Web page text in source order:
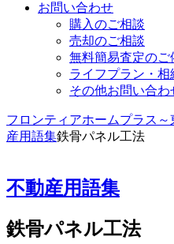
お問い合わせ
購入のご相談
売却のご相談
無料簡易査定のご
ライフプラン・相
その他お問い合わ
フロンティアホームプラス
産用語集鉄骨パネル工法
不動産用語集
鉄骨パネル工法